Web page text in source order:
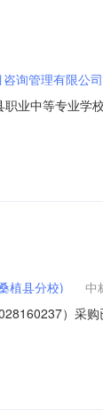
询管理有限公司
业中等专业
原则；应适应
植县分校) 中
）采
镇何家坪社